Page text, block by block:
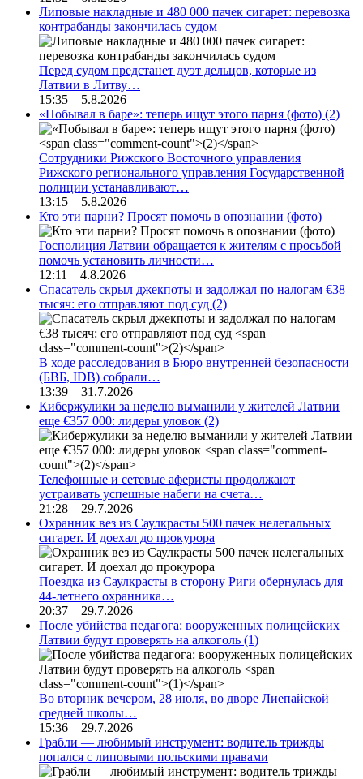
Липовые накладные и 480 000 пачек сигарет: перевозка
контрабанды закончилась судом
Перед судом предстанет дуэт дельцов, которые из
Латвии в Литву…
15:35 5.8.2026
«Побывал в баре»: теперь ищут этого парня (фото) (2)
Сотрудники Рижского Восточного управления
Рижского регионального управления Государственной
полиции устанавливают…
13:15 5.8.2026
Кто эти парни? Просят помочь в опознании (фото)
Госполиция Латвии обращается к жителям с просьбой
помочь установить личности…
12:11 4.8.2026
Спасатель скрыл джекпоты и задолжал по налогам €38
тысяч: его отправляют под суд (2)
В ходе расследования в Бюро внутренней безопасности
(БВБ, IDB) собрали…
13:39 31.7.2026
Кибержулики за неделю выманили у жителей Латвии
еще €357 000: лидеры уловок (2)
Телефонные и сетевые аферисты продолжают
устраивать успешные набеги на счета…
21:28 29.7.2026
Охранник вез из Саулкрасты 500 пачек нелегальных
сигарет. И доехал до прокурора
Поездка из Саулкрасты в сторону Риги обернулась для
44-летнего охранника…
20:37 29.7.2026
После убийства педагога: вооруженных полицейских
Латвии будут проверять на алкоголь (1)
Во вторник вечером, 28 июля, во дворе Лиепайской
средней школы…
15:36 29.7.2026
Грабли — любимый инструмент: водитель трижды
попался с липовыми польскими правами